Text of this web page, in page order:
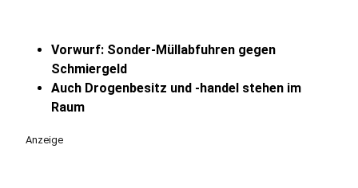
Vorwurf: Sonder-Müllabfuhren gegen
Schmiergeld
Auch Drogenbesitz und -handel stehen im
Raum
Anzeige